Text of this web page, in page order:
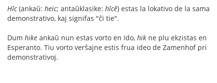
Hīc(ankaŭ: heic; antaŭklasike: hīcĕ) estas la lokativo de la sama
demonstrativo, kaj signifas "ĉi tie".
Dum hike ankaŭ nun estas vorto en Ido, hik ne plu ekzistas en
Esperanto. Tiu vorto verŝajne estis frua ideo de Zamenhof pri
demonstrativoj.